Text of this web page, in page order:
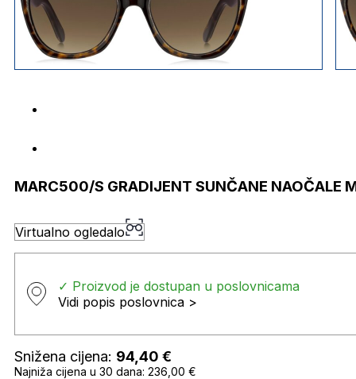
MARC500/S GRADIJENT SUNČANE NAOČALE
Virtualno ogledalo
✓ Proizvod je dostupan u poslovnicama
Vidi popis poslovnica >
Snižena cijena: 94,40 €
Najniža cijena u 30 dana: 236,00 €